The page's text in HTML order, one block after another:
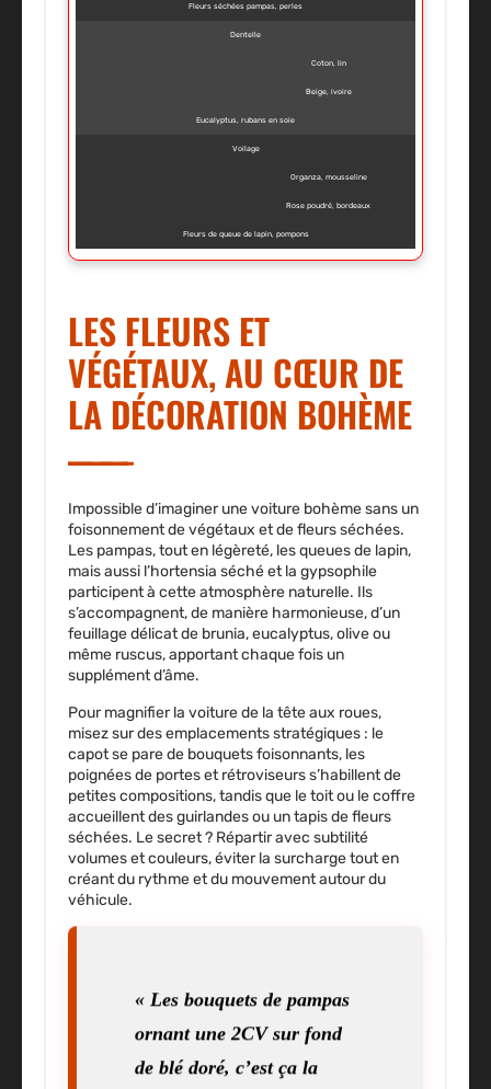
Fleurs séchées pampas, perles
Dentelle
Coton, lin
Beige, ivoire
Eucalyptus, rubans en soie
Voilage
Organza, mousseline
Rose poudré, bordeaux
Fleurs de queue de lapin, pompons
LES FLEURS ET
VÉGÉTAUX, AU CŒUR DE
LA DÉCORATION BOHÈME
Impossible d’imaginer une voiture bohème sans un
foisonnement de végétaux et de fleurs séchées.
Les pampas, tout en légèreté, lesqueues de lapin,
mais aussi l’hortensia séchéet la gypsophile
participent à cette atmosphère naturelle. Ils
s’accompagnent, de manière harmonieuse, d’un
feuillage délicat de brunia,eucalyptus,oliveou
même ruscus, apportant chaque fois un
supplément d’âme.
Pour magnifier la voiture de la tête aux roues,
misez sur des emplacements stratégiques : le
capotse pare de bouquets foisonnants, les
poignées de portesetrétroviseurss’habillent de
petites compositions, tandis que letoitou lecoffre
accueillent des guirlandes ou un tapis de fleurs
séchées. Le secret ? Répartir avec subtilité
volumes et couleurs, éviter la surcharge tout en
créant du rythme et du mouvement autour du
véhicule.
« Les bouquets de pampas
ornant une 2CV sur fond
de blé doré, c’est ça la